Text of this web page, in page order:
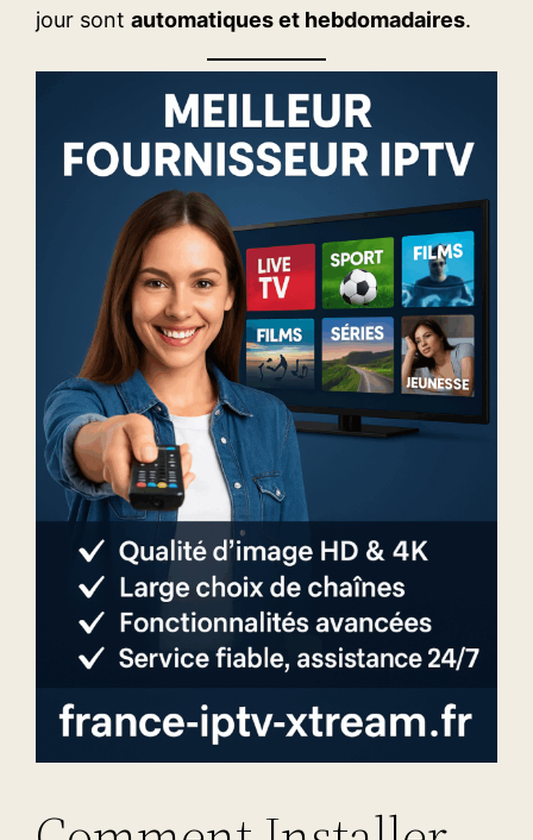
jour sontautomatiques et hebdomadaires.